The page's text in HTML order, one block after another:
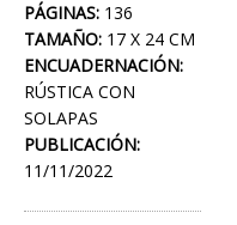
PÁGINAS: 136
TAMAÑO: 17 X 24 CM
ENCUADERNACIÓN:
RÚSTICA CON
SOLAPAS
PUBLICACIÓN:
11/11/2022